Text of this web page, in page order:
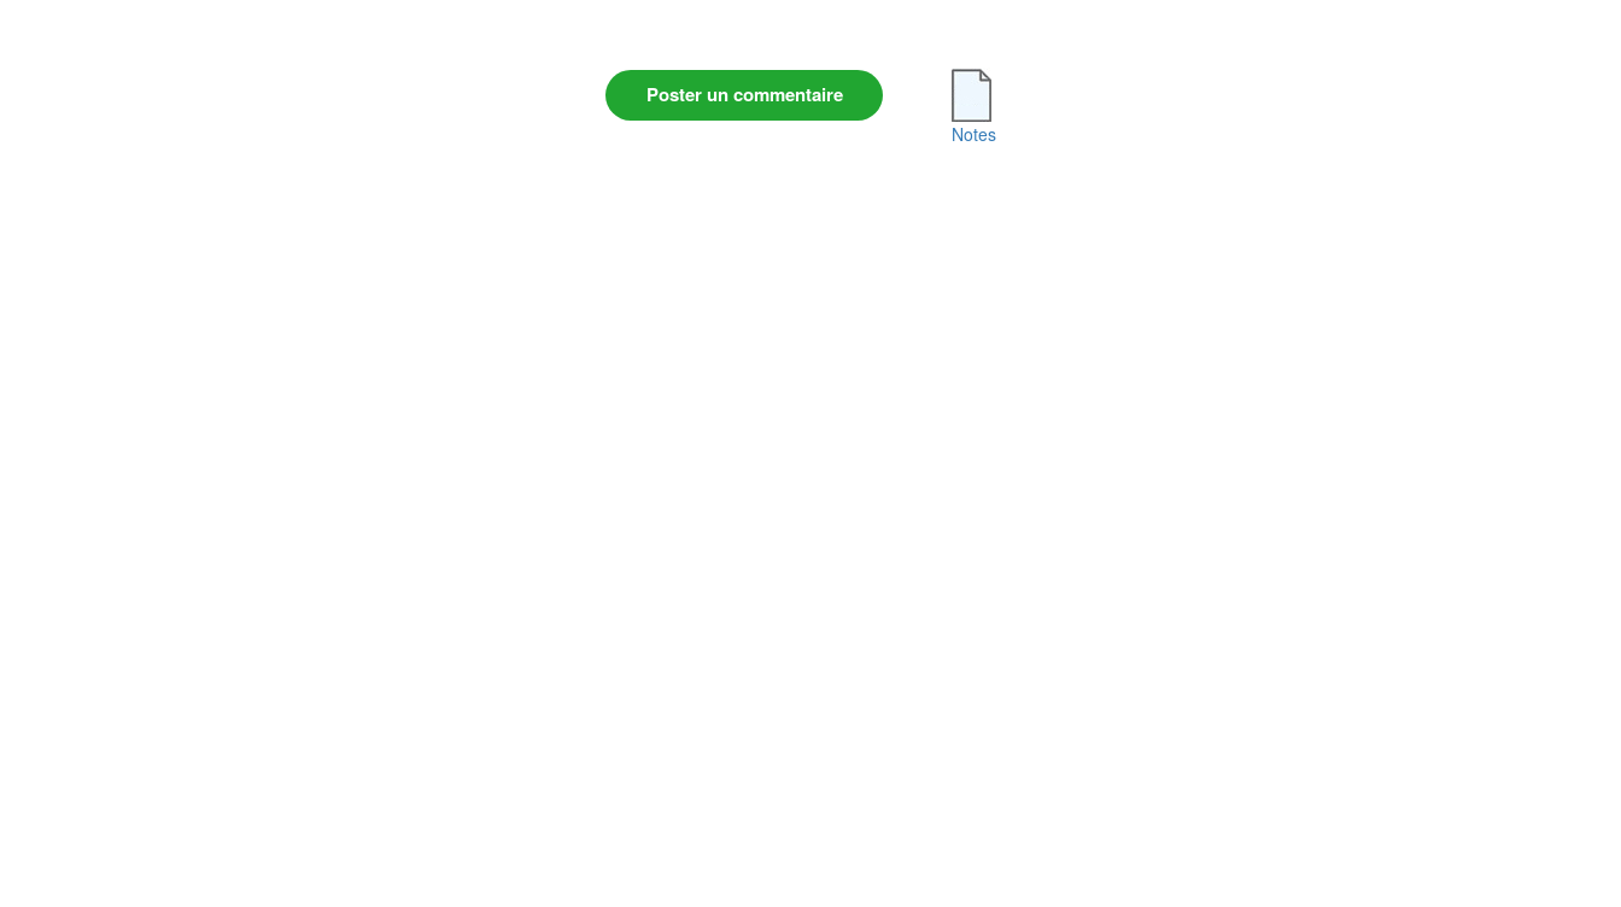
Poster un commentaire
Notes